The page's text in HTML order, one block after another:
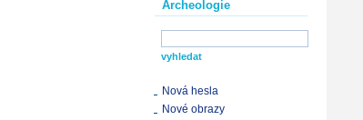
Archeologie
Nová hesla
Nové obrazy